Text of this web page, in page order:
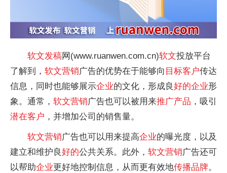
软文发稿网(www.ruanwen.com.cn)软文投放平台
了解到， 软文营销广告的优势在于能够向 目标客户传达
信息，同时也能够展示企业的文化，形成良好的企业形
象。通常， 软文营销广告也可以被用来推广产品 ，吸引
潜在客户 ，并增加公司的销售量。
软文营销广告也可以用来提高企业的曝光度，以及
建立和维护良好的公共关系。此外， 软文营销广告还可
以帮助企业更好地控制信息，从而更有效地传播品牌。